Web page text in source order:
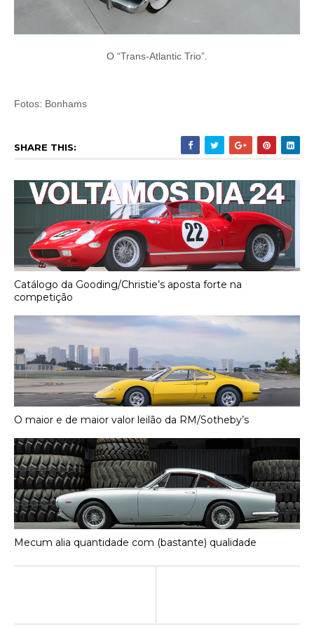
O “Trans-Atlantic Trio”.
Fotos: Bonhams
SHARE THIS:
Catálogo da Gooding/Christie’s aposta forte na
competição
O maior e de maior valor leilão da RM/Sotheby’s
Mecum alia quantidade com (bastante) qualidade